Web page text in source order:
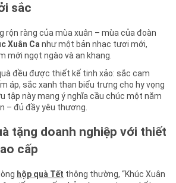
sắc
rộn ràng của mùa xuân – mùa của đoàn
Xuân Ca như một bản nhạc tươi mới,
mới ngọt ngào và an khang.
đều được thiết kế tinh xảo: sắc cam
áp, sắc xanh than biểu trưng cho hy vọng
tập này mang ý nghĩa cầu chúc một năm
– đủ đầy yêu thương.
tặng doanh nghiệp với thiết
cấp
hộp quà Tết thông thường, “Khúc Xuân